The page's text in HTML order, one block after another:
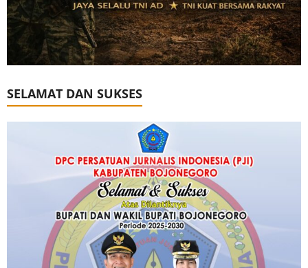
SELAMAT DAN SUKSES